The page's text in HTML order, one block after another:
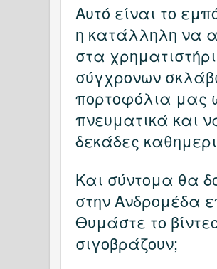
Αυτό είναι το
η κατάλληλη να
στα
σύγχρονων
πορτοφόλια μας
πνευματικά και
δεκάδες
Και σύντομα θα
στην Ανδρομέδα
Θυμάστε το
σιγοβράζουν;